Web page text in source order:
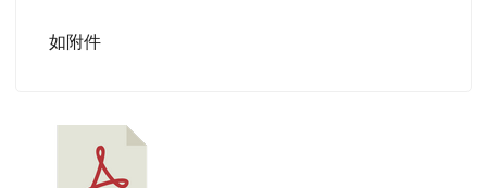
如附件